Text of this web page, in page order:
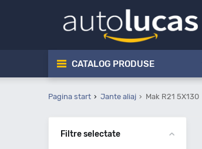
CATALOG PRODUSE
Pagina start Jante aliaj Mak R21 5X130
Filtre selectate